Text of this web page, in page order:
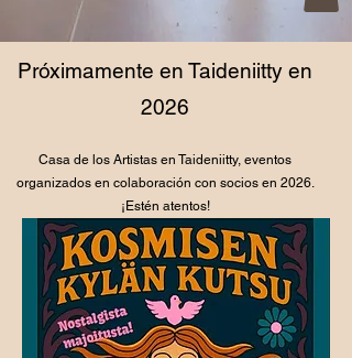
Próximamente en Taideniitty en
2026
Casa de los Artistas en Taideniitty, eventos
organizados en colaboración con socios en 2026.
¡Estén atentos!